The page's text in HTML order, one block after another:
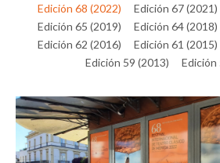
Edición 68 (2022)
Edición 67 (2021)
Edición 65 (2019)
Edición 64 (2018)
Edición 62 (2016)
Edición 61 (2015)
Edición 59 (2013)
Edición